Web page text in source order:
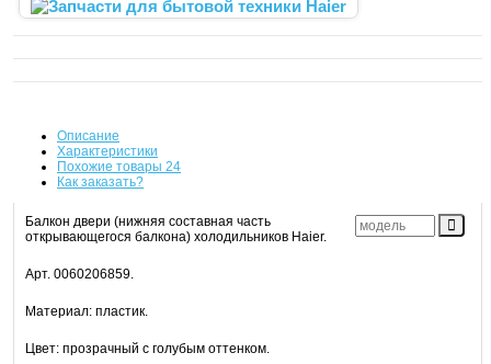
Описание
Характеристики
Похожие товары 24
Как заказать?
Балкон двери (нижняя составная часть
открывающегося балкона) холодильников Haier.
Арт. 0060206859.
Материал: пластик.
Цвет: прозрачный с голубым оттенком.